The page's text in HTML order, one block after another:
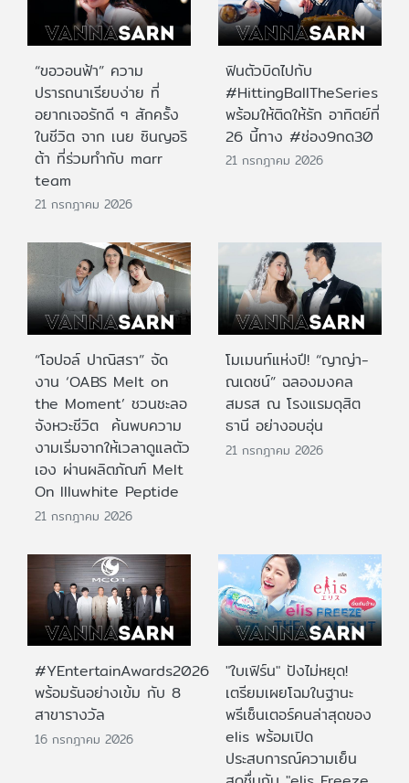
“ขอวอนฟ้า” ความ
ปรารถนาเรียบง่าย ที่
อยากเจอรักดี ๆ สักครั้ง
ในชีวิต จาก เนย ซินญอริ
ต้า ที่ร่วมทำกับ marr
team
21 กรกฎาคม 2026
ฟินตัวบิดไปกับ
#HittingBallTheSeries
พร้อมให้ติดให้รัก อาทิตย์ที่
26 นี้ทาง #ช่อง9กด30
21 กรกฎาคม 2026
“โอปอล์ ปาณิสรา” จัด
งาน ‘OABS Melt on
the Moment’ ชวนชะลอ
จังหวะชีวิต ค้นพบความ
งามเริ่มจากให้เวลาดูแลตัว
เอง ผ่านผลิตภัณฑ์ Melt
On Illuwhite Peptide
21 กรกฎาคม 2026
โมเมนท์แห่งปี! “ญาญ่า-
ณเดชน์” ฉลองมงคล
สมรส ณ โรงแรมดุสิต
ธานี อย่างอบอุ่น
21 กรกฎาคม 2026
#YEntertainAwards2026
พร้อมรันอย่างเข้ม กับ 8
สาขารางวัล
16 กรกฎาคม 2026
"ใบเฟิร์น" ปังไม่หยุด!
เตรียมเผยโฉมในฐานะ
พรีเซ็นเตอร์คนล่าสุดของ
elis พร้อมเปิด
ประสบการณ์ความเย็น